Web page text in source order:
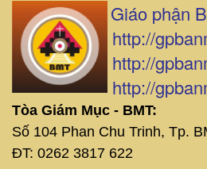
Giáo phận
http://
http://
http://
Tòa Giám Mục - BMT:
Số 104 Phan Chu Trinh, Tp.
ĐT: 0262 3817 622